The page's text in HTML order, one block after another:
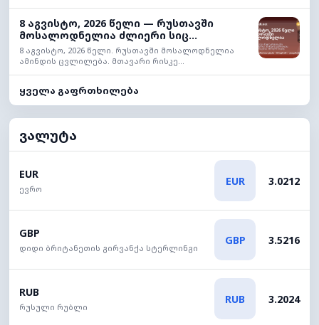
8 აგვისტო, 2026 წელი — რუსთავში
მოსალოდნელია ძლიერი სიც...
8 აგვისტო, 2026 წელი. რუსთავში მოსალოდნელია
ამინდის ცვლილება. მთავარი რისკე...
ყველა გაფრთხილება
ვალუტა
EUR
ევრო
EUR 3.0212
GBP
დიდი ბრიტანეთის გირვანქა სტერლინგი
GBP 3.5216
RUB
რუსული რუბლი
RUB 3.2024